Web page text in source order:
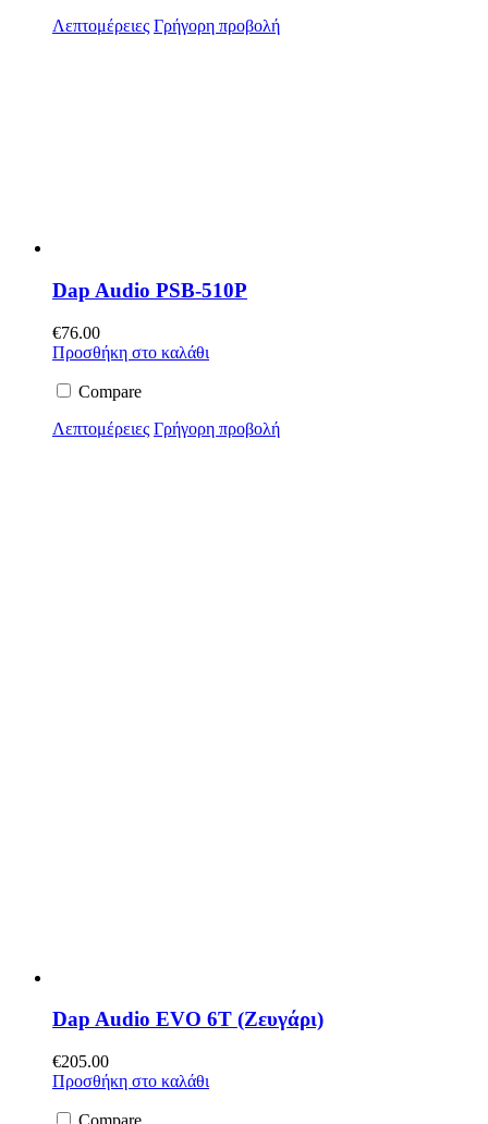
Λεπτομέρειες Γρήγορη προβολή
Dap Audio PSB-510P
€76.00
Προσθήκη στο καλάθι
Compare
Λεπτομέρειες Γρήγορη προβολή
Dap Audio EVO 6T (Ζευγάρι)
€205.00
Προσθήκη στο καλάθι